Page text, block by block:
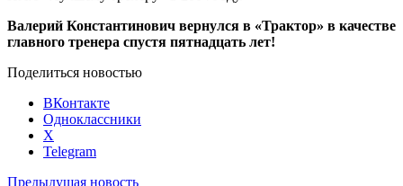
Валерий Константинович вернулся в «Трактор» в качестве
главного тренера спустя пятнадцать лет!
Поделиться новостью
ВКонтакте
Одноклассники
X
Telegram
Предыдущая новость